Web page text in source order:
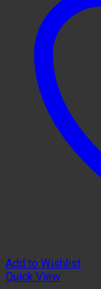
Add to Wishlist
Quick View